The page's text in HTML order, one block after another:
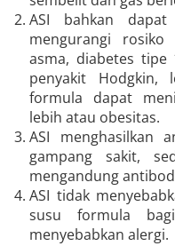
ASI bahkan
mengurangi
asma, diabetes
penyakit Hodgkin,
formula dapat
lebih atau obesitas.
ASI menghasilkan
gampang sakit,
mengandung
ASI tidak
susu formula
menyebabkan alergi.